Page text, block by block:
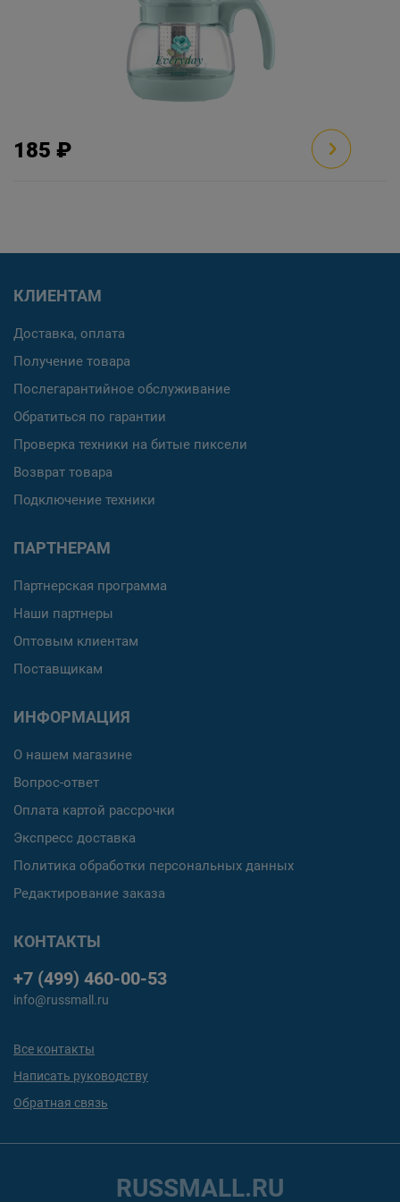
185 ₽
КЛИЕНТАМ
Доставка, оплата
Получение товара
Послегарантийное обслуживание
Обратиться по гарантии
Проверка техники на битые пиксели
Возврат товара
Подключение техники
ПАРТНЕРАМ
Партнерская программа
Наши партнеры
Оптовым клиентам
Поставщикам
ИНФОРМАЦИЯ
О нашем магазине
Вопрос-ответ
Оплата картой рассрочки
Экспресс доставка
Политика обработки персональных данных
Редактирование заказа
КОНТАКТЫ
+7 (499) 460-00-53
info@russmall.ru
Все контакты
Написать руководству
Обратная связь
RUSSMALL.RU